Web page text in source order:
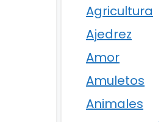
Agricultura
Ajedrez
Amor
Amuletos
Animales